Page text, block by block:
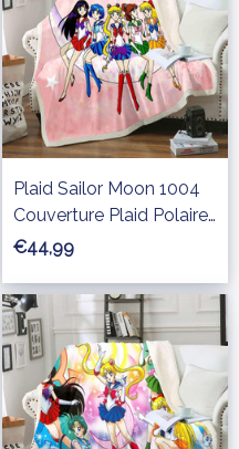
Plaid Sailor Moon 1004
Couverture Plaid Polaire
Plaid Canapé
€44,99